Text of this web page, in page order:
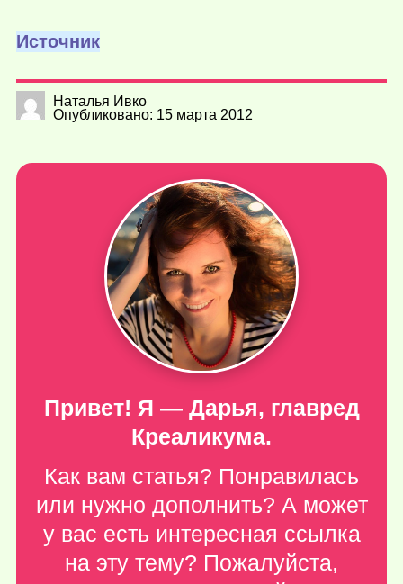
Источник
Наталья Ивко
Опубликовано: 15 марта 2012
Привет! Я — Дарья, главред
Креаликума.
Как вам статья? Понравилась
или нужно дополнить? А может
у вас есть интересная ссылка
на эту тему? Пожалуйста,